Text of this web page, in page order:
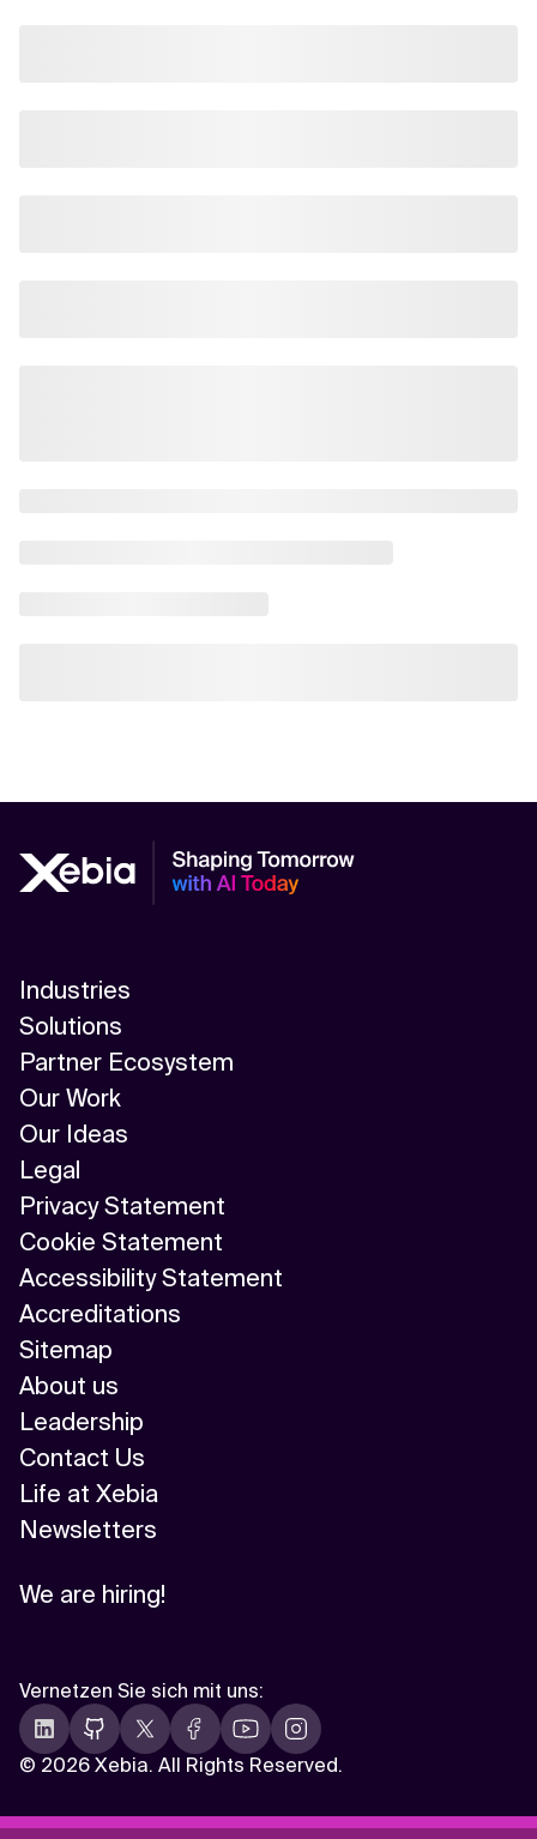
Industries
Solutions
Partner Ecosystem
Our Work
Our Ideas
Legal
Privacy Statement
Cookie Statement
Accessibility Statement
Accreditations
Sitemap
About us
Leadership
Contact Us
Life at Xebia
Newsletters
We are hiring!
© 2026 Xebia. All Rights Reserved.
Vernetzen Sie sich mit uns: